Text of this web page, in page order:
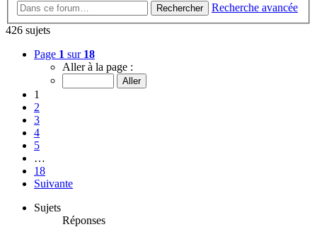
Rechercher
Recherche avancée
426 sujets
Page 1 sur 18
Aller à la page :
1
2
3
4
5
…
18
Suivante
Sujets
Réponses